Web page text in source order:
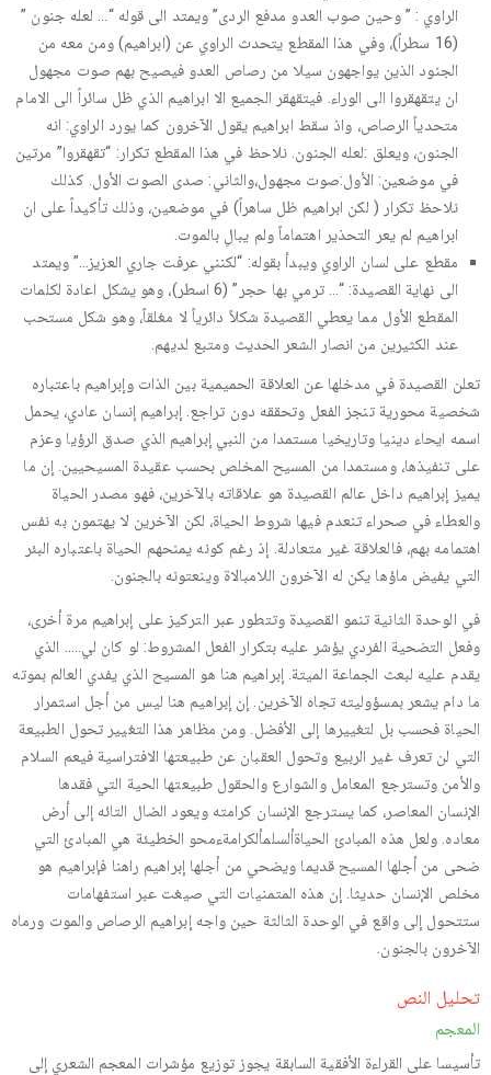
الراوي : ” وحين صوب العدو مدفع الردى” ويمتد الى قوله “… لعله جنون ”
(16 سطراً)، وفي هذا المقطع يتحدث الراوي عن (ابراهيم) ومن معه من
الجنود الذين يواجهون سيلا من رصاص العدو فيصيح بهم صوت مجهول
ان يتقهقروا الى الوراء. فيتقهقر الجميع الا ابراهيم الذي ظل سائراً الى الامام
متحدياً الرصاص، واذ سقط ابراهيم يقول الآخرون كما يورد الراوي: انه
الجنون، ويعلق :لعله الجنون. نلاحظ في هذا المقطع تكرار: “تقهقروا” مرتين
في موضعين: الأول:صوت مجهول،والثاني: صدى الصوت الأول. كذلك
نلاحظ تكرار ( لكن ابراهيم ظل ساهراً) في موضعين، وذلك تأكيداً على ان
ابراهيم لم يعر التحذير اهتماماً ولم يبالِ بالموت.
مقطع على لسان الراوي ويبدأ بقوله: “لكنني عرفت جاري العزيز…” ويمتد
الى نهاية القصيدة: “… ترمي بها حجر” (6 اسطر)، وهو يشكل اعادة لكلمات
المقطع الأول مما يعطي القصيدة شكلاً دائرياً لا مغلقاً، وهو شكل مستحب
عند الكثيرين من انصار الشعر الحديث ومتبع لديهم.
تعلن القصيدة في مدخلها عن العلاقة الحميمية بين الذات وإبراهيم باعتباره
شخصية محورية تنجز الفعل وتحققه دون تراجع. إبراهيم إنسان عادي، يحمل
اسمه ايحاء دينيا وتاريخيا مستمدا من النبي إبراهيم الذي صدق الرؤيا وعزم
على تنفيذها، ومستمدا من المسيح المخلص بحسب عقيدة المسيحيين. إن ما
يميز إبراهيم داخل عالم القصيدة هو علاقاته بالآخرين، فهو مصدر الحياة
والعطاء في صحراء تنعدم فيها شروط الحياة، لكن الآخرين لا يهتمون به نفس
اهتمامه بهم، فالعلاقة غير متعادلة. إذ رغم كونه يمنحهم الحياة باعتباره البئر
التي يفيض ماؤها يكن له الآخرون اللامبالاة وينعتونه بالجنون.
في الوحدة الثانية تنمو القصيدة وتتطور عبر التركيز على إبراهيم مرة أخرى،
وفعل التضحية الفردي يؤشر عليه بتكرار الفعل المشروط: لو كان لي….. الذي
يقدم عليه لبعث الجماعة الميتة. إبراهيم هنا هو المسيح الذي يفدي العالم بموته
ما دام يشعر بمسؤوليته تجاه الآخرين. إن إبراهيم هنا ليس من أجل استمرار
الحياة فحسب بل لتغييرها إلى الأفضل. ومن مظاهر هذا التغيير تحول الطبيعة
التي لن تعرف غير الربيع وتحول العقبان عن طبيعتها الافتراسية فيعم السلام
والأمن وتسترجع المعامل والشوارع والحقول طبيعتها الحية التي فقدها
الإنسان المعاصر، كما يسترجع الإنسان كرامته ويعود الضال التائه إلى أرض
معاده. ولعل هذه المبادئ الحياةألسلمألكرامةءمحو الخطيئة هي المبادئ التي
ضحى من أجلها المسيح قديما ويضحي من أجلها إبراهيم راهنا فإبراهيم هو
مخلص الإنسان حديثا. إن هذه المتمنيات التي صيغت عبر استفهامات
ستتحول إلى واقع في الوحدة الثالثة حين واجه إبراهيم الرصاص والموت ورماه
الآخرون بالجنون.
تحليل النص
المعجم
تأسيسا على القراءة الأفقية السابقة يجوز توزيع مؤشرات المعجم الشعري إلى